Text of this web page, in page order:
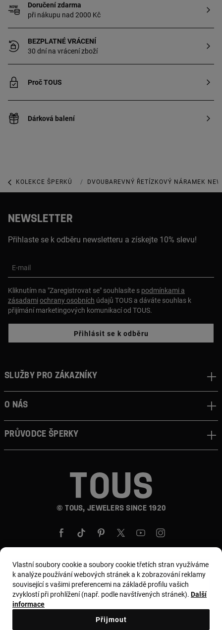
ze zrnitého stříbra. Délka náramku:
18 cm. Karabinková spona. Šperk
vyrobený z mincovního stříbra
pozlaceného 18karátovým až
23karátovým zlatem o tloušťce
Doručení zdarma
při nákupu nad 2000 Kč
BEZPLATNÉ VRÁCENÍ
30 dní na vrácení zboží
Proč TOUS
Dárková balení
KOLEKCE ŠPERKŮ KOLEKCE SILUETA
DVOUBAREVNÝ ŘETÍZKOVÝ NÁRAMEK
NEWSLETTER
Přihlaste se k odběru newsletteru a získejte 10% slevu!
E-mail
Kliknutím na "Zaregistrovat se" souhlasíte s podmínkami a
zásadamiochrany osobních údajů TOUS a dáváte souhlas k
přijímání marketingových komunikací od TOUS.
Přihlásit se k odběru
© TOUS, JEWELERS SINCE 1920
Služby pro zákazníky
O nás
Průvodce šperky
Země a měna:Czech Republic / Euro
Vlastní soubory cookie a soubory cookie třetích stran využíváme
k analýze používání webových stránek a k zobrazování reklamy
související s vašimi preferencemi na základě profilu vašich
zvyklostí při prohlížení (např. podle navštívených stránek). Další
informace
Přijmout